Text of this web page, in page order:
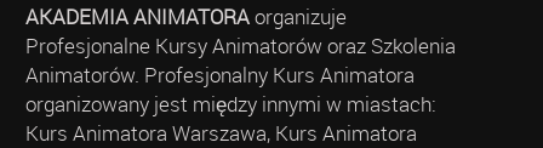
AKADEMIA ANIMATORAorganizuje
Profesjonalne Kursy Animatorów oraz Szkolenia
Animatorów. Profesjonalny Kurs Animatora
organizowany jest między innymi w miastach:
Kurs Animatora Warszawa, Kurs Animatora